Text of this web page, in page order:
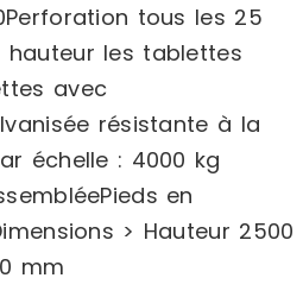
tous les 25
les tablettes
avec
résistante à la
échelle : 4000 kg
en
> Hauteur 2500
mm